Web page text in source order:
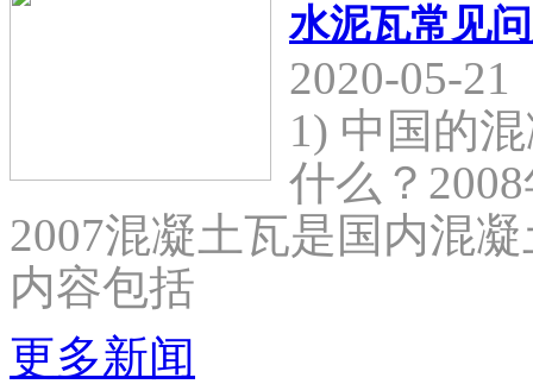
水泥瓦常见
2020-05-21
1) 中国的
什么？
2007混凝土瓦是国内混
内容包括
更多新闻